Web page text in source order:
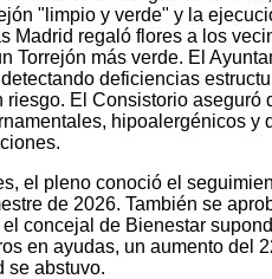
"limpio y verde" y la
Madrid regaló flores a los
Torrejón más verde. El
deficiencias
El Consistorio aseguró
hipoalergénicos y
el pleno conoció el
de 2026. También se
concejal de Bienestar
en ayudas, un aumento del
se abstuvo.